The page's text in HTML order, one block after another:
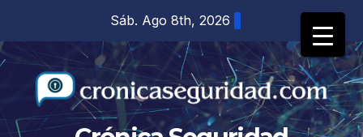
contenido
Sáb. Ago 8th, 2026